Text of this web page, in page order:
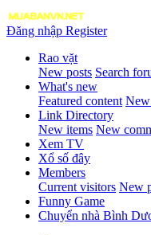
Đăng nhập Register
Rao vặt
New posts Search
What's new
Featured content New
Link Directory
New items New
Xem TV
Xổ số đây
Members
Current visitors New
Funny Game
Chuyển nhà Bình